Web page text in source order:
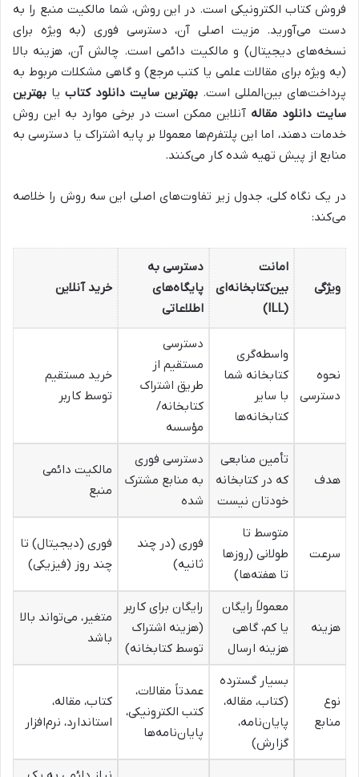
فروش کتاب الکترونیکی است. در این روش، شما مالکیت منبع را به
دست می‌آورید. مزیت اصلی آن، دسترسی فوری (به ویژه برای
نسخه‌های دیجیتال) و مالکیت دائمی است. چالش آن، هزینه بالا
(به ویژه برای مقالات علمی یا کتب مرجع) و گاهی مشکلات مربوط به
پرداخت‌های بین‌المللی است. بهترین سایت دانلود کتاب یا بهترین
سایت دانلود مقاله آنلاین ممکن است در برخی موارد به این روش
خدمات دهند، اما این پلتفرم‌ها معمولا بر پایه اشتراک یا دسترسی به
منابع از پیش تهیه شده کار می‌کنند.
در یک نگاه کلی، جدول زیر تفاوت‌های اصلی این سه روش را خلاصه
می‌کند:
ویژگی
امانت
بین‌کتابخانه‌ای
(ILL)
دسترسی به
پایگاه‌های
اطلاعاتی
خرید آنلاین
نحوه
دسترسی
واسطه‌گری
کتابخانه شما
با سایر
کتابخانه‌ها
دسترسی
مستقیم از
طریق اشتراک
کتابخانه/
مؤسسه
خرید مستقیم
توسط کاربر
هدف
تأمین منابعی
که در کتابخانه
خودتان نیست
دسترسی فوری
به منابع مشترک
شده
مالکیت دائمی
منبع
سرعت
متوسط تا
طولانی (روزها
تا هفته‌ها)
فوری (در چند
ثانیه)
فوری (دیجیتال) تا
چند روز (فیزیکی)
هزینه
معمولاً رایگان
یا کم، گاهی
هزینه ارسال
رایگان برای کاربر
(هزینه اشتراک
توسط کتابخانه)
متغیر، می‌تواند بالا
باشد
نوع
منابع
بسیار گسترده
(کتاب، مقاله،
پایان‌نامه،
گزارش)
عمدتاً مقالات،
کتب الکترونیکی،
پایان‌نامه‌ها
کتاب، مقاله،
استاندارد، نرم‌افزار